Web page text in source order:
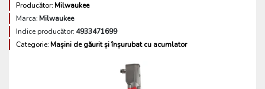
Producător:Milwaukee
Marca:Milwaukee
Indice producător: 4933471699
Categorie:Mașini de găurit și înșurubat cu acumlator